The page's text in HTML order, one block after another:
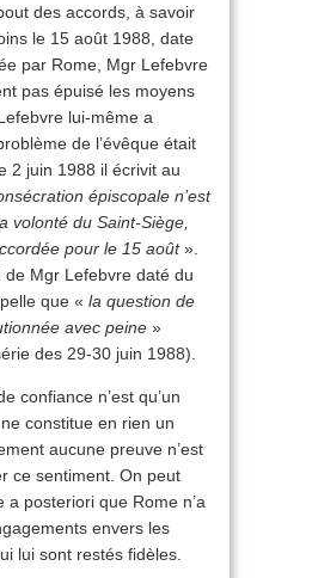
des accords, à savoir
le 15 août 1988, date
par Rome, Mgr Lefebvre
pas épuisé les moyens
lui-même a
de l’évêque était
2 juin 1988 il écrivit au
épiscopale n’est
volonté du Saint-Siège,
pour le 15 août».
de Mgr Lefebvre daté du
que « la question de
avec peine »
des 29-30 juin 1988).
confiance n’est qu’un
constitue en rien un
aucune preuve n’est
ce sentiment. On peut
a posteriori que Rome n’a
envers les
lui sont restés fidèles.